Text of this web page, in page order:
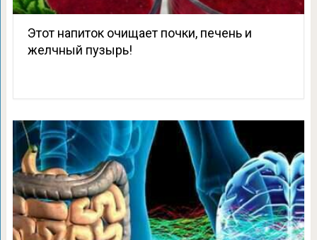
Этот напиток очищает почки, печень и
желчный пузырь!